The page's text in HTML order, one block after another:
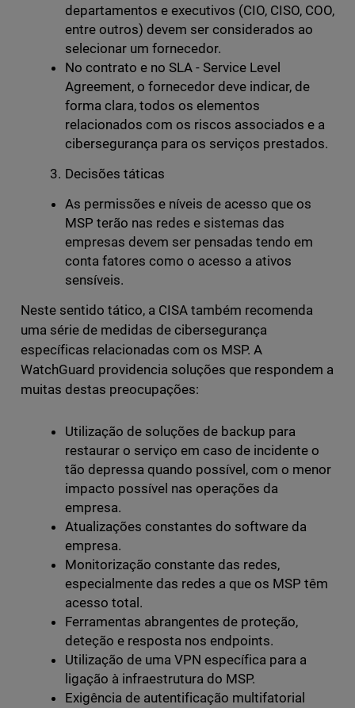
departamentos e executivos (CIO, CISO, COO,
entre outros) devem ser considerados ao
selecionar um fornecedor.
No contrato e no SLA - Service Level
Agreement, o fornecedor deve indicar, de
forma clara, todos os elementos
relacionados com os riscos associados e a
cibersegurança para os serviços prestados.
Decisões táticas
As permissões e níveis de acesso que os
MSP terão nas redes e sistemas das
empresas devem ser pensadas tendo em
conta fatores como o acesso a ativos
sensíveis.
Neste sentido tático, a CISA também recomenda
uma série de medidas de cibersegurança
específicas relacionadas com os MSP. A
WatchGuard providencia soluções que respondem a
muitas destas preocupações:
Utilização de soluções de backup para
restaurar o serviço em caso de incidente o
tão depressa quando possível, com o menor
impacto possível nas operações da
empresa.
Atualizações constantes do software da
empresa.
Monitorização constante das redes,
especialmente das redes a que os MSP têm
acesso total.
Ferramentas abrangentes de proteção,
deteção e resposta nos endpoints.
Utilização de uma VPN específica para a
ligação à infraestrutura do MSP.
Exigência de autentificação multifatorial